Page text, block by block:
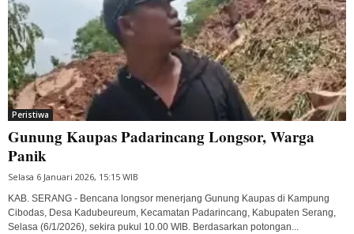
Peristiwa
Gunung Kaupas Padarincang Longsor, Warga
Panik
Selasa 6 Januari 2026, 15:15 WIB
KAB. SERANG - Bencana longsor menerjang Gunung Kaupas di Kampung
Cibodas, Desa Kadubeureum, Kecamatan Padarincang, Kabupaten Serang,
Selasa (6/1/2026), sekira pukul 10.00 WIB. Berdasarkan potongan...